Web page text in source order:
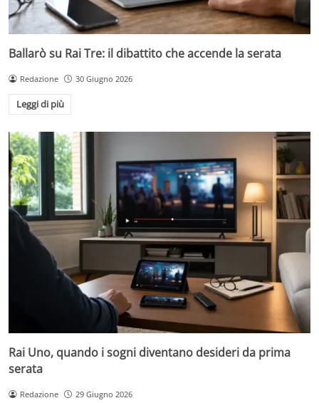
Ballarò su Rai Tre: il dibattito che accende la serata
Redazione 30 Giugno 2026
Leggi di più
Rai Uno, quando i sogni diventano desideri da prima
serata
Redazione 29 Giugno 2026